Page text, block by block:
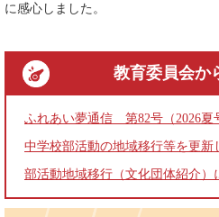
に感心しました。
教育委員会か
ふれあい夢通信 第82号（2026夏
中学校部活動の地域移行等を更新
部活動地域移行（文化団体紹介）